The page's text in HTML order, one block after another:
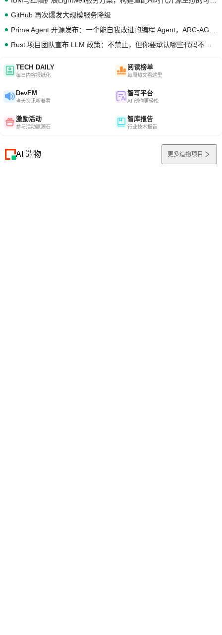
GitHub 再次爆发大规模服务降级
TECH DAILY
每日内容报纸化
阅读榜单
每周热文看这里
DevFM
当天资讯听着看
智写平台
AI 创作更轻松
激励活动
参与活动赢源石
智库报告
行业技术报告
AI 造物 更多造物项目